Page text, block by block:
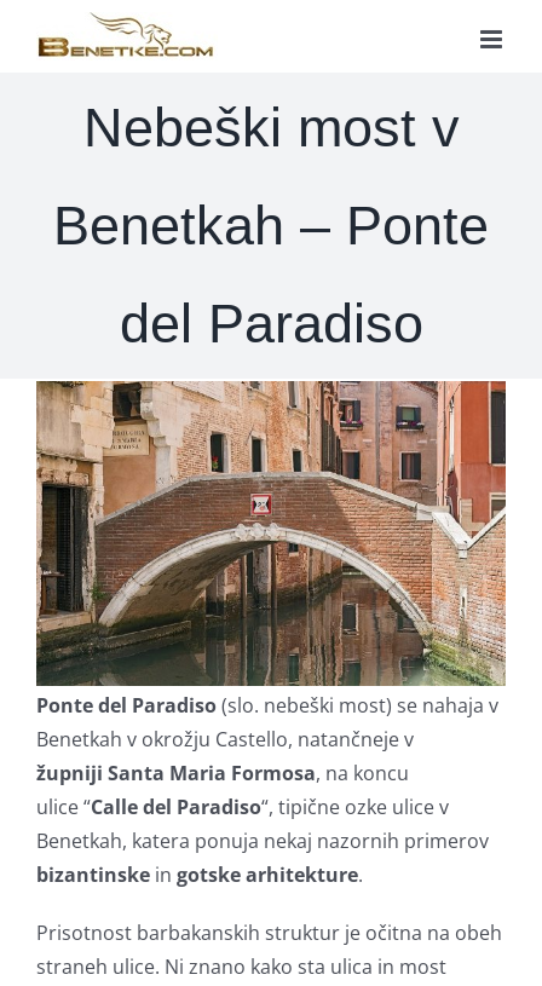
Nebeški most v
Benetkah – Ponte
del Paradiso
Ponte del Paradiso(slo. nebeški most) se nahaja v
Benetkah v okrožju Castello, natančneje v
župniji Santa Maria Formosa, na koncu
ulice “Calle del Paradiso“, tipične ozke ulice v
Benetkah, katera ponuja nekaj nazornih primerov
bizantinske in gotske arhitekture.
Prisotnost barbakanskih struktur je očitna na obeh
straneh ulice. Ni znano kako sta ulica in most